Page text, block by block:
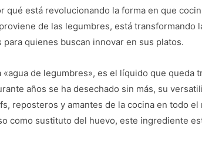
qué está revolucionando la forma en que
de las legumbres, está transformando
quienes buscan innovar en sus platos.
de legumbres», es el líquido que queda
años se ha desechado sin más, su
reposteros y amantes de la cocina en todo el
como sustituto del huevo, este ingrediente